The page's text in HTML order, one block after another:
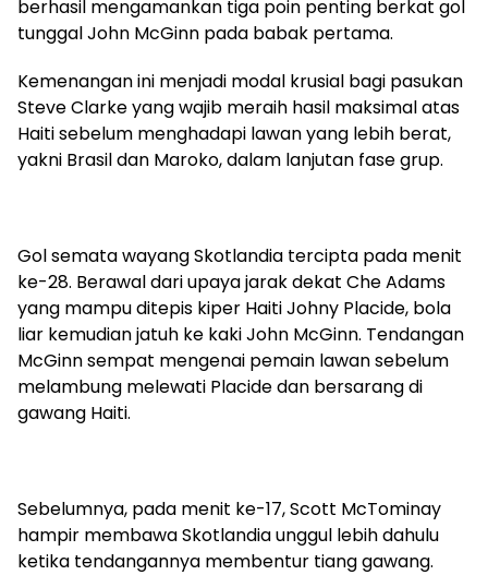
berhasil mengamankan tiga poin penting berkat gol
tunggal John McGinn pada babak pertama.
Kemenangan ini menjadi modal krusial bagi pasukan
Steve Clarke yang wajib meraih hasil maksimal atas
Haiti sebelum menghadapi lawan yang lebih berat,
yakni Brasil dan Maroko, dalam lanjutan fase grup.
Gol semata wayang Skotlandia tercipta pada menit
ke-28. Berawal dari upaya jarak dekat Che Adams
yang mampu ditepis kiper Haiti Johny Placide, bola
liar kemudian jatuh ke kaki John McGinn. Tendangan
McGinn sempat mengenai pemain lawan sebelum
melambung melewati Placide dan bersarang di
gawang Haiti.
Sebelumnya, pada menit ke-17, Scott McTominay
hampir membawa Skotlandia unggul lebih dahulu
ketika tendangannya membentur tiang gawang.